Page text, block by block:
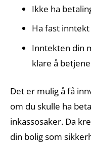
Ikke ha
Ha fast inntekt
Inntekten din
klare å
Det er mulig å få
om du skulle ha
inkassosaker. Da
din bolig som